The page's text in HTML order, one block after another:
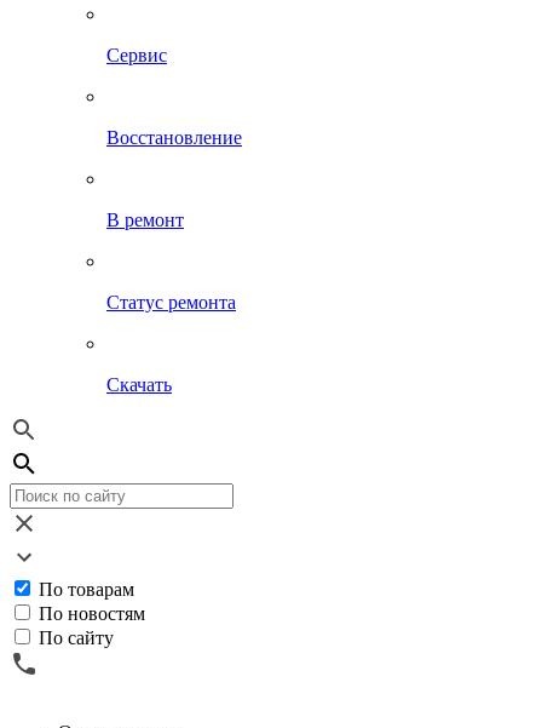
Сервис
Восстановление
В ремонт
Статус ремонта
Скачать
По товарам
По новостям
По сайту